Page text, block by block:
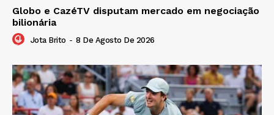
Globo e CazéTV disputam mercado em negociação
bilionária
Jota Brito - 8 De Agosto De 2026